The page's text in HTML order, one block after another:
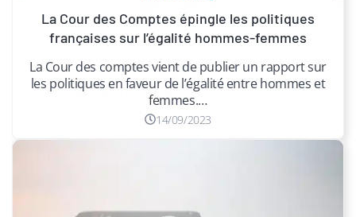
La Cour des Comptes épingle les politiques
françaises sur l’égalité hommes-femmes
La Cour des comptes vient de publier un rapport sur
les politiques en faveur de l’égalité entre hommes et
femmes.…
14/09/2023